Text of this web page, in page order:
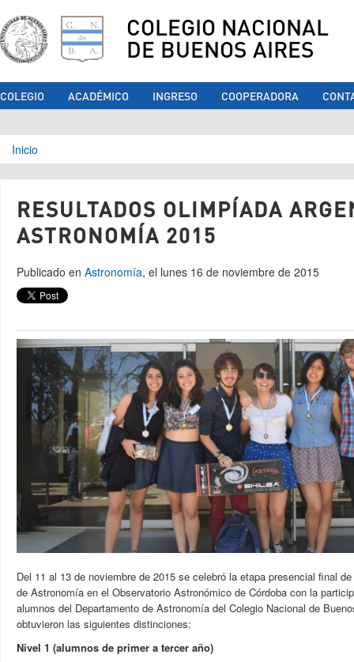
COLEGIO NACIONAL
DE BUENOS AIRES
COLEGIO ACADÉMICO INGRESO COOPERADORA
Se encuentra usted aquí
Inicio
RESULTADOS OLIMPÍADA
ASTRONOMÍA 2015
Publicado en Astronomía, el lunes 16 de noviembre de 2015
Del 11 al 13 de noviembre de 2015 se celebró la etapa presencial final
de Astronomía en el Observatorio Astronómico de Córdoba con la
alumnos del Departamento de Astronomía del Colegio Nacional de
obtuvieron las siguientes distinciones:
Nivel 1 (alumnos de primer a tercer año)